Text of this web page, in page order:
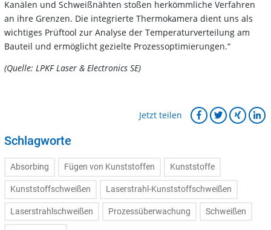
Kanälen und Schweißnähten stoßen herkömmliche Verfahren
an ihre Grenzen. Die integrierte Thermokamera dient uns als
wichtiges Prüftool zur Analyse der Temperaturverteilung am
Bauteil und ermöglicht gezielte Prozessoptimierungen.“
(Quelle: LPKF Laser & Electronics SE)
Jetzt teilen
Schlagworte
Absorbing Fügen von Kunststoffen Kunststoffe
Kunststoffschweißen Laserstrahl-Kunststoffschweißen
Laserstrahlschweißen Prozessüberwachung Schweißen